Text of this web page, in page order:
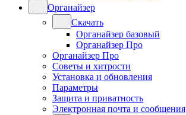
Органайзер
Скачать
Органайзер базовый
Органайзер Про
Органайзер Про
Советы и хитрости
Установка и обновления
Параметры
Защита и приватность
Электронная почта и сообщения